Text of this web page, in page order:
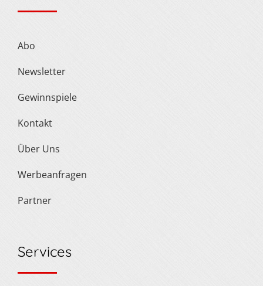
Abo
Newsletter
Gewinnspiele
Kontakt
Über Uns
Werbeanfragen
Partner
Services